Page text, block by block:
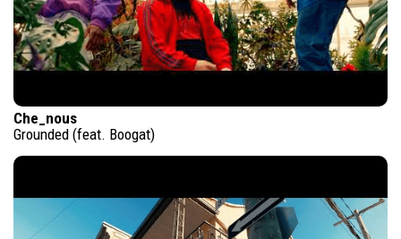
Che_nous
Grounded (feat. Boogat)